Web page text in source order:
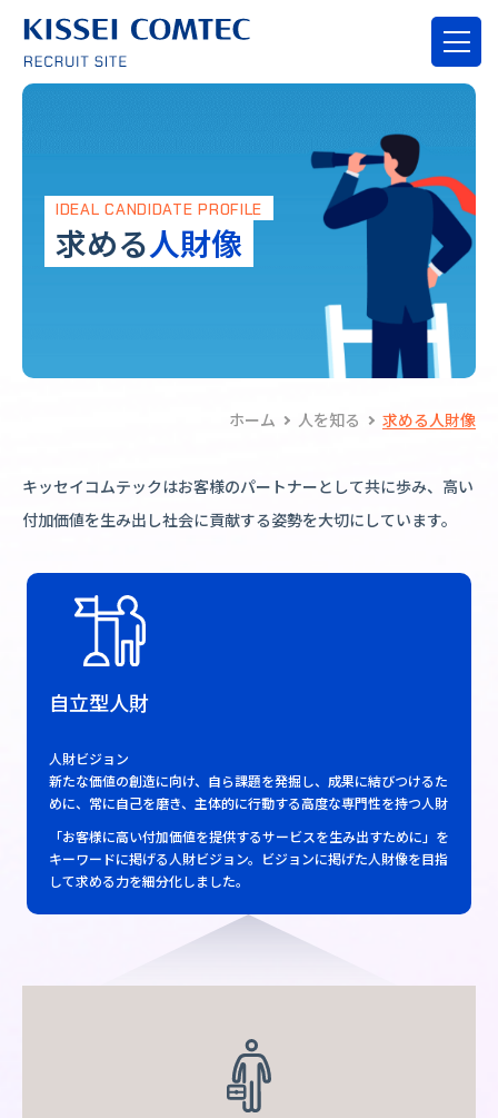
IDEAL CANDIDATE PROFILE
求める人財像
ホーム 人を知る 求める人財像
キッセイコムテックはお客様のパートナーとして共に歩み、高い
付加価値を生み出し社会に貢献する姿勢を大切にしています。
自立型人財
人財ビジョン
新たな価値の創造に向け、自ら課題を発掘し、成果に結びつけるた
めに、常に自己を磨き、主体的に行動する高度な専門性を持つ人財
「お客様に高い付加価値を提供するサービスを生み出すために」を
キーワードに掲げる人財ビジョン。ビジョンに掲げた人財像を目指
して求める力を細分化しました。